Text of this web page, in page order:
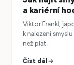
a kariérní
Viktor Frankl,
k nalezení
než plat.
Číst dál